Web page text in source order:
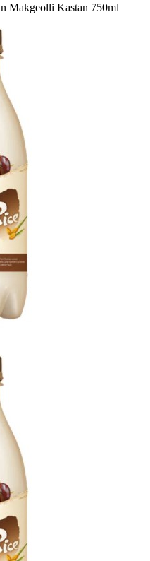
Makgeolli Kastan 750ml